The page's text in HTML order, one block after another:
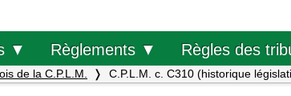
▼ Règlements ▼ Règles des
de la C.P.L.M. C.P.L.M. c. C310 (historique